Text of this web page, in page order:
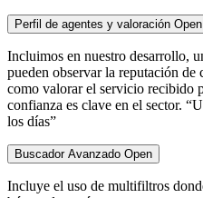
Perfil de agentes y valoración Open
Incluimos en nuestro desarrollo,
pueden observar la reputación
como valorar el servicio recibido
confianza es clave en el sector.
los días”
Buscador Avanzado Open
Incluye el uso de multifiltros